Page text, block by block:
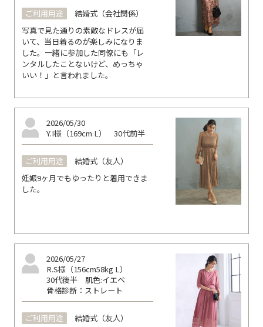
ご利用用途
結婚式（会社関係）
写真で見た通りの素敵なドレスが届
いて、当日着るのが楽しみになりま
した。一緒に参加した同僚にも「レ
ンタルしたことないけど、めっちゃ
いい！」と言われました。
2026/05/30
Y.I様（169cm L）30代前半
ご利用用途
結婚式（友人）
妊娠9ヶ月でもゆったりと着用できま
した。
2026/05/27
R.S様（156cm58kg L）
30代後半 肌色:イエベ
骨格診断：ストレート
ご利用用途 結婚式（友人）